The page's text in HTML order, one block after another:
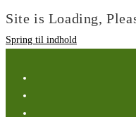
Site is Loading,
Spring til indhold